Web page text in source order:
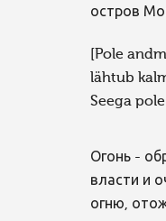
остров
[Pole
lähtub
Seega
Огонь -
власти и
огню,